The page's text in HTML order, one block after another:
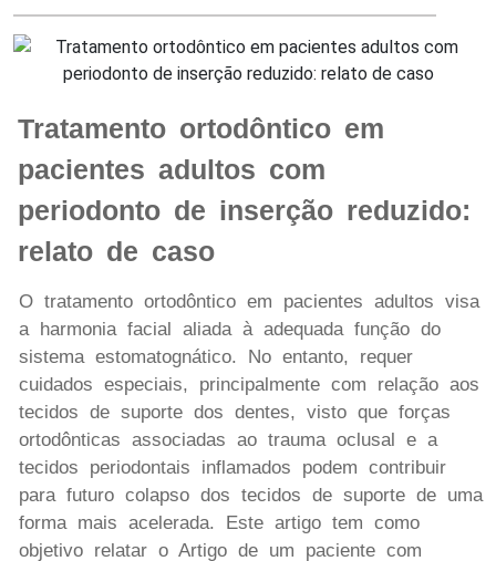
Tratamento ortodôntico em
pacientes adultos com
periodonto de inserção reduzido:
relato de caso
O tratamento ortodôntico em pacientes adultos visa
a harmonia facial aliada à adequada função do
sistema estomatognático. No entanto, requer
cuidados especiais, principalmente com relação aos
tecidos de suporte dos dentes, visto que forças
ortodônticas associadas ao trauma oclusal e a
tecidos periodontais inflamados podem contribuir
para futuro colapso dos tecidos de suporte de uma
forma mais acelerada. Este artigo tem como
objetivo relatar o Artigo de um paciente com